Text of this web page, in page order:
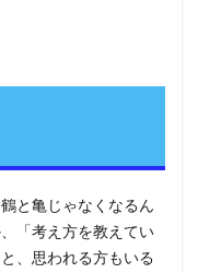
と亀じゃなくなるん
「考え方を教えてい
、思われる方もいる